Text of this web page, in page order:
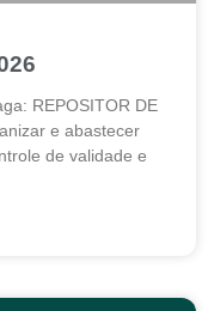
REPOSITOR DE
e abastecer
de validade e